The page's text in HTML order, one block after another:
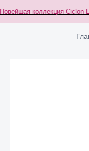
коллекция Ciclon